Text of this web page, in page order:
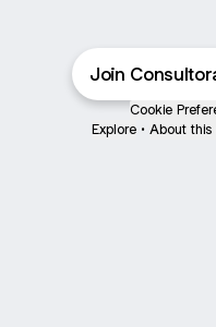
Join
Cookie
Explore • About